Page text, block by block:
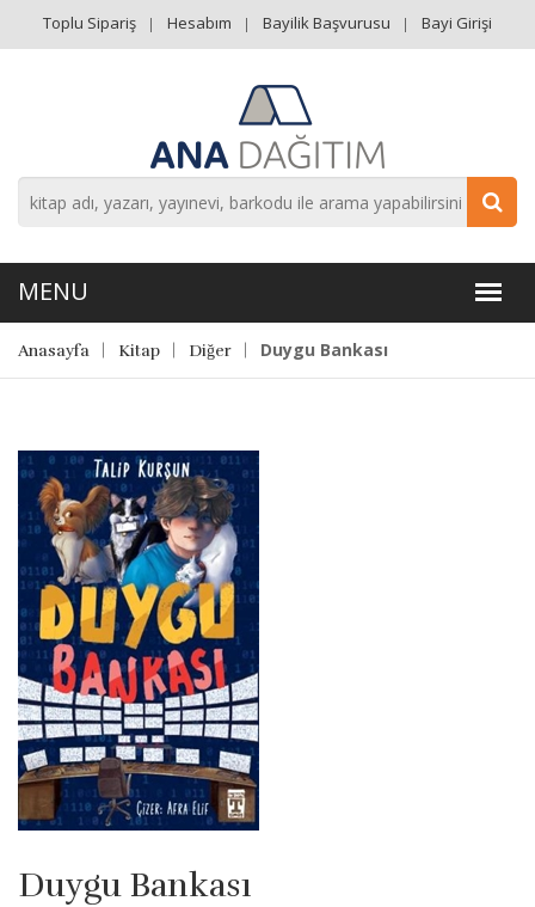
Toplu Sipariş Hesabım Bayilik Başvurusu Bayi Girişi
Anasayfa Kitap Diğer Duygu Bankası
Duygu Bankası